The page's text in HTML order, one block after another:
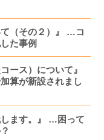
て（その２）』 …コ
た事例
ース）について』
算が新設されまし
します。』 …困って